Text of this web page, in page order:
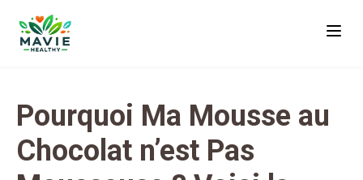
Pourquoi Ma Mousse au
Chocolat n’est Pas